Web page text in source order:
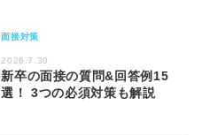
面接対策
2026.7.30
新卒の面接の質問&回答例15
選！ 3つの必須対策も解説